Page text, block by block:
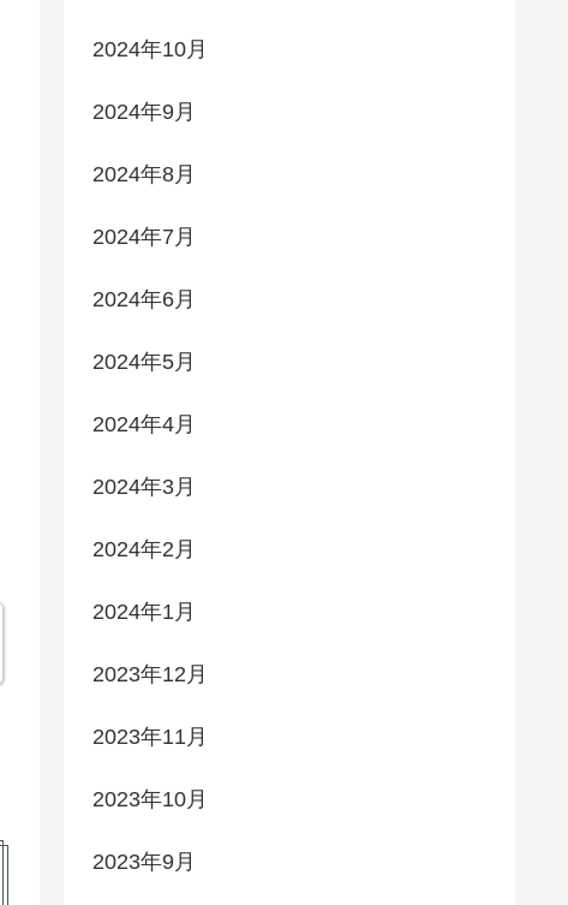
2024年10月
2024年9月
2024年8月
2024年7月
2024年6月
2024年5月
2024年4月
2024年3月
2024年2月
2024年1月
2023年12月
2023年11月
2023年10月
2023年9月